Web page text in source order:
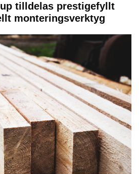
tilldelas prestigefyllt
monteringsverktyg